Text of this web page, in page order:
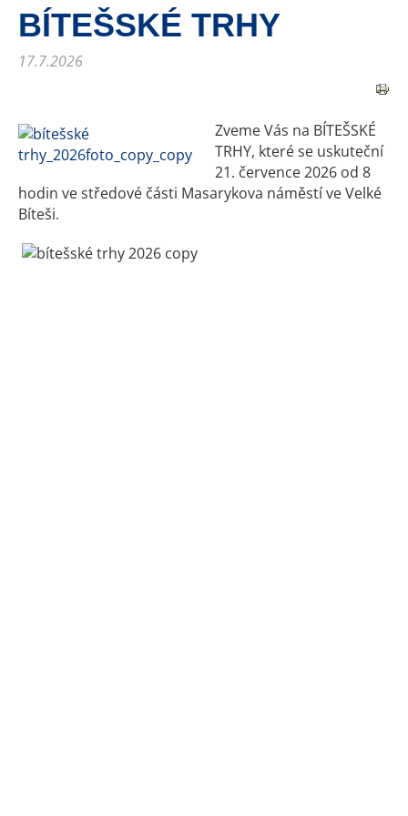
BÍTEŠSKÉ TRHY
17.7.2026
Zveme Vás na BÍTEŠSKÉ
TRHY, které se uskuteční
21. července 2026 od 8
hodin ve středové části Masarykova náměstí ve Velké
Bíteši.